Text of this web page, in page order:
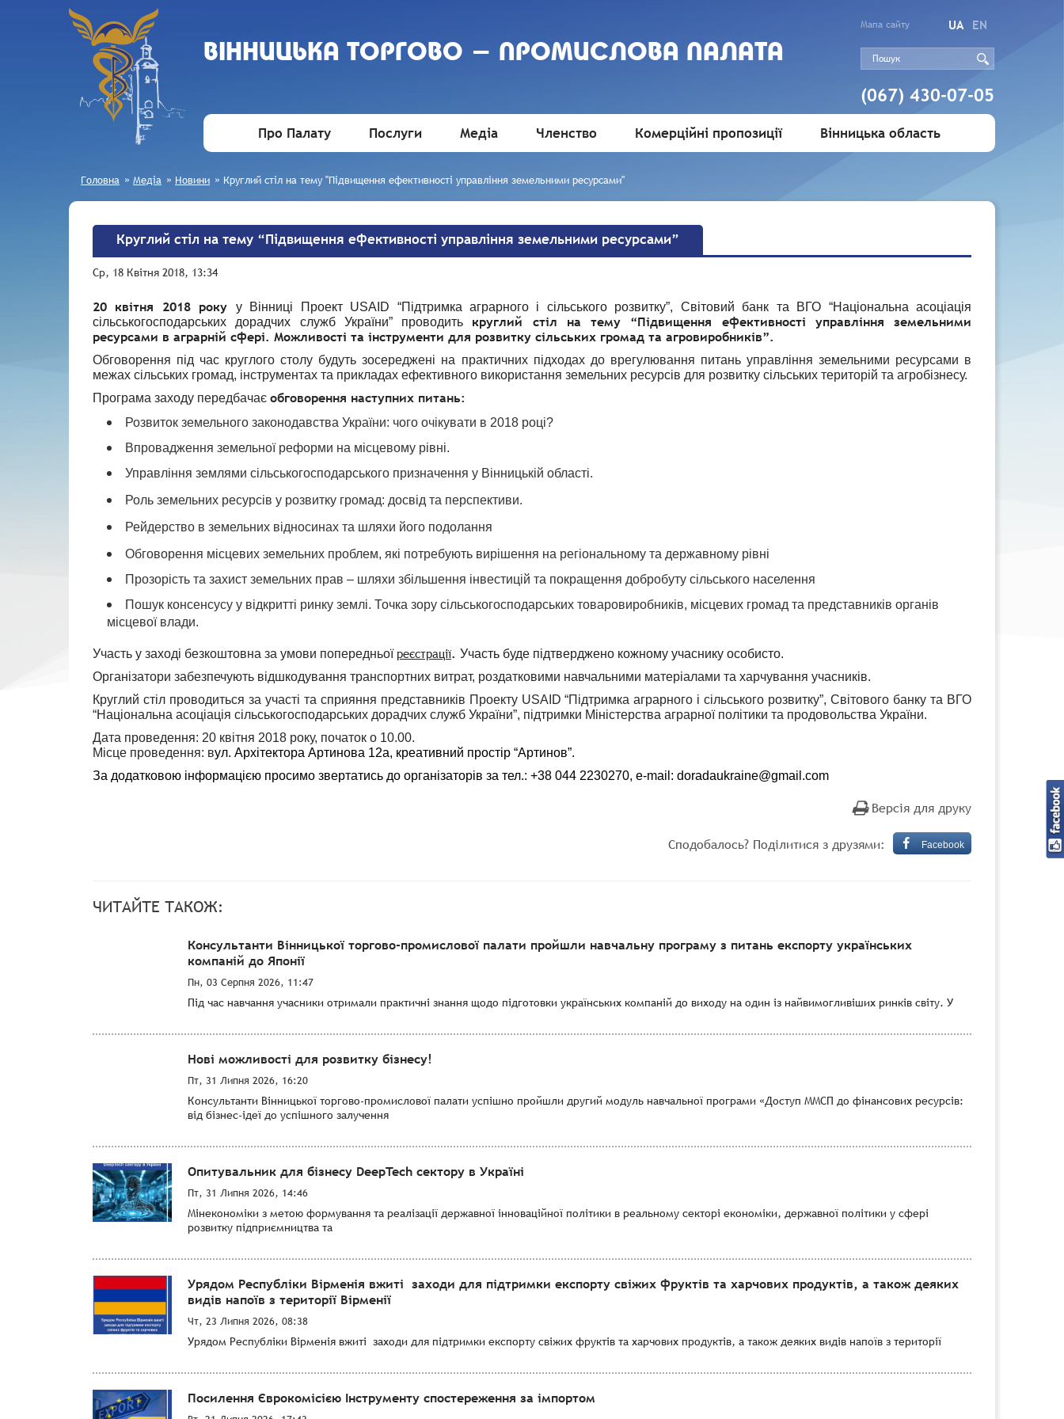
ВIННИЦЬКА ТОРГОВО - ПРОМИСЛОВА ПАЛАТА
Мапа сайту UA EN
(067) 430-07-05
Про Палату Послуги Медіа Членство Комерційні пропозиції Вінницька область
Головна » Медіа » Новини » Круглий стіл на тему "Підвищення ефективності управління земельними ресурсами"
Круглий стіл на тему “Підвищення ефективності управління земельними ресурсами”
Ср, 18 Квітня 2018, 13:34
20 квітня 2018 року
у Вінниці Проект USAID “Підтримка аграрного і сільського розвитку”, Світовий банк та ВГО “Національна асоціація
сільськогосподарських дорадчих служб України” проводить круглий стіл на тему “Підвищення ефективності управління земельними
ресурсами в аграрній сфері. Можливості та інструменти для розвитку сільських громад та агровиробників”.
Обговорення під час круглого столу будуть зосереджені на практичних підходах до врегулювання питань управління земельними ресурсами в
межах сільських громад, інструментах та прикладах ефективного використання земельних ресурсів для розвитку сільських територій та агробізнесу.
Програма заходу передбачає обговорення наступних питань:
Розвиток земельного законодавства України: чого очікувати в 2018 році?
Впровадження земельної реформи на місцевому рівні.
Управління землями сільськогосподарського призначення у Вінницькій області.
Роль земельних ресурсів у розвитку громад: досвід та перспективи.
Рейдерство в земельних відносинах та шляхи його подолання
Обговорення місцевих земельних проблем, які потребують вирішення на регіональному та державному рівні
Прозорість та захист земельних прав – шляхи збільшення інвестицій та покращення добробуту сільського населення
Пошук консенсусу у відкритті ринку землі. Точка зору сільськогосподарських товаровиробників, місцевих громад та представників органів
місцевої влади.
Участь у заході безкоштовна за умови попередньої реєстрації. Участь буде підтверджено кожному учаснику особисто.
Організатори забезпечують відшкодування транспортних витрат, роздатковими навчальними матеріалами та харчування учасників.
Круглий стіл проводиться за участі та сприяння представників Проекту USAID “Підтримка аграрного і сільського розвитку”, Світового банку та ВГО
“Національна асоціація сільськогосподарських дорадчих служб України”, підтримки Міністерства аграрної політики та продовольства України.
Дата проведення: 20 квітня 2018 року, початок о 10.00.
Місце проведення: вул. Архітектора Артинова 12а, креативний простір “Артинов”.
За додатковою інформацією просимо звертатись до організаторів за тел.: +38 044 2230270, e-mail: doradaukraine@gmail.com
Версія для друку
Сподобалось? Поділитися з друзями: Facebook
ЧИТАЙТЕ ТАКОЖ:
Консультанти Вінницької торгово-промислової палати пройшли навчальну програму з питань експорту українських
компаній до Японії
Пн, 03 Серпня 2026, 11:47
Під час навчання учасники отримали практичні знання щодо підготовки українських компаній до виходу на один із найвимогливіших ринків світу. У
Нові можливості для розвитку бізнесу!
Пт, 31 Липня 2026, 16:20
Консультанти Вінницької торгово-промислової палати успішно пройшли другий модуль навчальної програми «Доступ ММСП до фінансових ресурсів:
від бізнес-ідеї до успішного залучення
Опитувальник для бізнесу DeepTech сектору в Україні
Пт, 31 Липня 2026, 14:46
Мінекономіки з метою формування та реалізації державної інноваційної політики в реальному секторі економіки, державної політики у сфері
розвитку підприємництва та
Урядом Республіки Вірменія вжиті заходи для підтримки експорту свіжих фруктів та харчових продуктів, а також деяких
видів напоїв з території Вірменії
Чт, 23 Липня 2026, 08:38
Урядом Республіки Вірменія вжиті заходи для підтримки експорту свіжих фруктів та харчових продуктів, а також деяких видів напоїв з території
Посилення Єврокомісією Інструменту спостереження за імпортом